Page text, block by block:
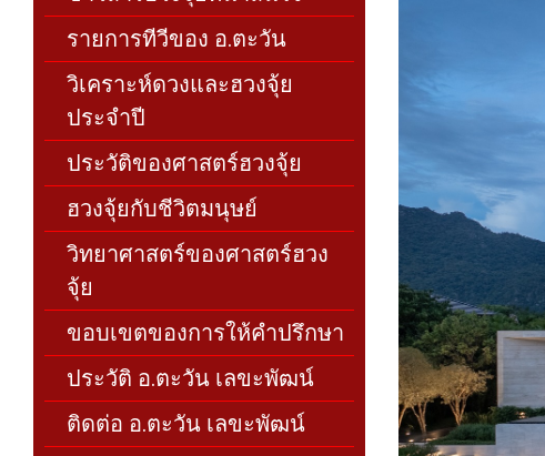
รายการทีวีของ อ.ตะวัน
วิเคราะห์ดวงและฮวงจุ้ย
ประจำปี
ประวัติของศาสตร์ฮวงจุ้ย
ฮวงจุ้ยกับชีวิตมนุษย์
วิทยาศาสตร์ของศาสตร์ฮวง
จุ้ย
ขอบเขตของการให้คำปรึกษา
ประวัติ อ.ตะวัน เลขะพัฒน์
ติดต่อ อ.ตะวัน เลขะพัฒน์